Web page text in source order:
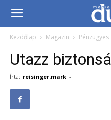
DUE
Médiahálózat…
Kezdőlap Magazin Pénzügyes
Utazz
Írta: reisinger.mark -